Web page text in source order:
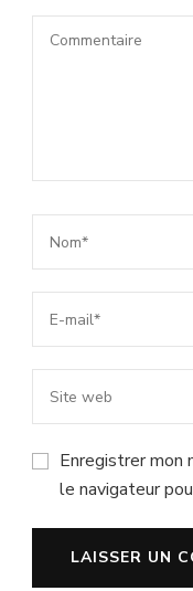
Enregistrer mon
le navigateur